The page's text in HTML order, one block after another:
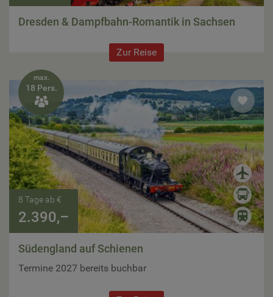
Dresden & Dampfbahn-Romantik in Sachsen
Zur Reise
max.
18 Pers.

8 Tage ab €
2.390,–
Südengland auf Schienen
Termine 2027 bereits buchbar